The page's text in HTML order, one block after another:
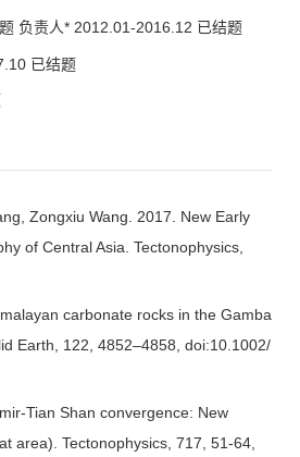
负责人* 2012.01-2016.12 已结题
已结题
Zongxiu Wang. 2017. New Early
of Central Asia. Tectonophysics,
carbonate rocks in the Gamba
Earth, 122, 4852–4858, doi:10.1002/
Tian Shan convergence: New
area). Tectonophysics, 717, 51-64,